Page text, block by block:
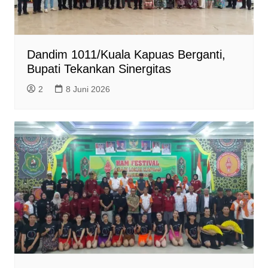
Dandim 1011/Kuala Kapuas Berganti,
Bupati Tekankan Sinergitas
2 8 Juni 2026